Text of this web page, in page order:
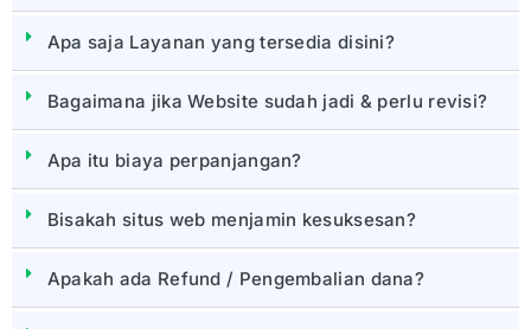
Apa saja Layanan yang tersedia disini?
Bagaimana jika Website sudah jadi & perlu revisi?
Apa itu biaya perpanjangan?
Bisakah situs web menjamin kesuksesan?
Apakah ada Refund / Pengembalian dana?